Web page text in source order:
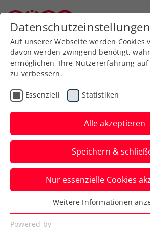
Zurück zur Newsübersicht
Rollstuhltennis
Miedler, Haider-
Legner und
verzeichnen
Doch auch Jurij Rodionov,
Alexander Gschiel und Luca
Datenschutzeinstellungen
Auf unserer Webseite werden Cookies
davon werden zwingend benötigt,
ermöglichen, Ihre Nutzererfahrung
zu verbessern.
Essenziell Statistiken
Alle akzeptieren
Speichern &
Nur essenzielle Cookies
Essenziell
Essenzielle Cookies werden für
Weitere Informationen
Powered by